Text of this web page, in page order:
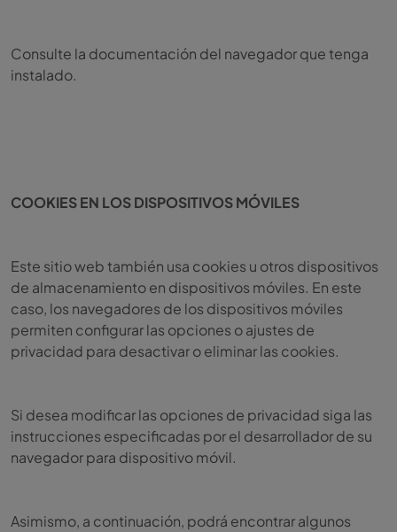
Consulte la documentación del navegador que tenga
instalado.
COOKIES EN LOS DISPOSITIVOS MÓVILES
Este sitio web también usa cookies u otros dispositivos
de almacenamiento en dispositivos móviles. En este
caso, los navegadores de los dispositivos móviles
permiten configurar las opciones o ajustes de
privacidad para desactivar o eliminar las cookies.
Si desea modificar las opciones de privacidad siga las
instrucciones especificadas por el desarrollador de su
navegador para dispositivo móvil.
Asimismo, a continuación, podrá encontrar algunos